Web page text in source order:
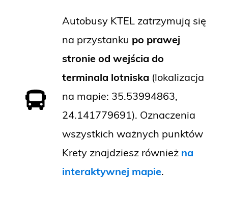
Autobusy KTEL zatrzymują się
na przystanku po prawej
stronie od wejścia do
terminala lotniska (lokalizacja
na mapie: 35.53994863,
24.141779691). Oznaczenia
wszystkich ważnych punktów
Krety znajdziesz również na
interaktywnej mapie.